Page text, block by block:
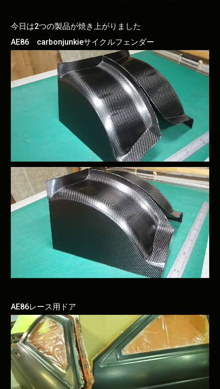
今日は2つの製品が焼き上がりました
AE86 carbonjunkieサイクルフェンダー
AE86レース用ドア